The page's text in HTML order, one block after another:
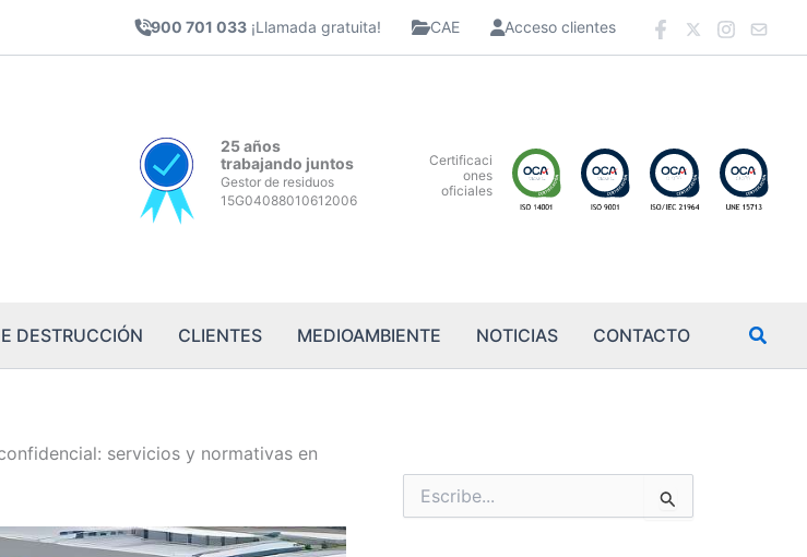
900 701 033 ¡Llamada gratuita! CAE Acceso clientes
25 años
trabajando juntos
Gestor de residuos
15G04088010612006
Certificaci
ones
oficiales
DESTRUCCIÓN CLIENTES MEDIOAMBIENTE NOTICIAS CONTACTO
servicios y normativas en